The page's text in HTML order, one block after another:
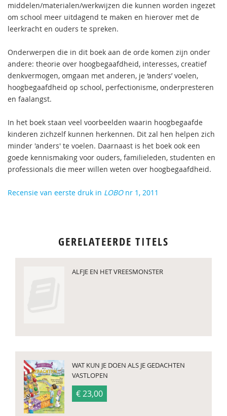
middelen/materialen/werkwijzen die kunnen worden ingezet
om school meer uitdagend te maken en hierover met de
leerkracht en ouders te spreken.
Onderwerpen die in dit boek aan de orde komen zijn onder
andere: theorie over hoogbegaafdheid, interesses, creatief
denkvermogen, omgaan met anderen, je ‘anders’ voelen,
hoogbegaafdheid op school, perfectionisme, onderpresteren
en faalangst.
In het boek staan veel voorbeelden waarin hoogbegaafde
kinderen zichzelf kunnen herkennen. Dit zal hen helpen zich
minder 'anders' te voelen. Daarnaast is het boek ook een
goede kennismaking voor ouders, familieleden, studenten en
professionals die meer willen weten over hoogbegaafdheid.
Recensie van eerste druk in LOBO nr 1, 2011
GERELATEERDE TITELS
ALFJE EN HET VREESMONSTER
WAT KUN JE DOEN ALS JE GEDACHTEN
VASTLOPEN
€ 23,00